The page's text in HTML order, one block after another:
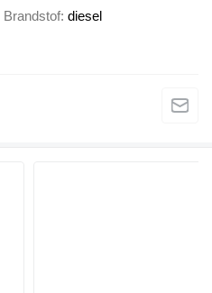
Brandstof diesel